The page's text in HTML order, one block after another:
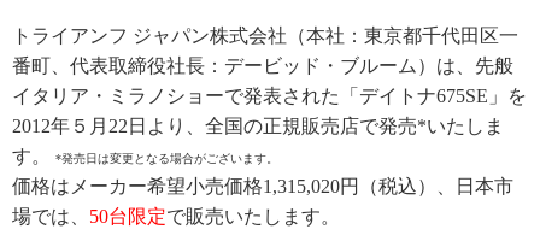
トライアンフ ジャパン株式会社（本社：東京都千代田区一
番町、代表取締役社長：デービッド・ブルーム）は、先般
イタリア・ミラノショーで発表された「デイトナ675SE」を
2012年５月22日より、全国の正規販売店で発売*いたしま
す。
*発売日は変更となる場合がございます。
価格はメーカー希望小売価格1,315,020円（税込）、日本市
場では、 50台限定で販売いたします。